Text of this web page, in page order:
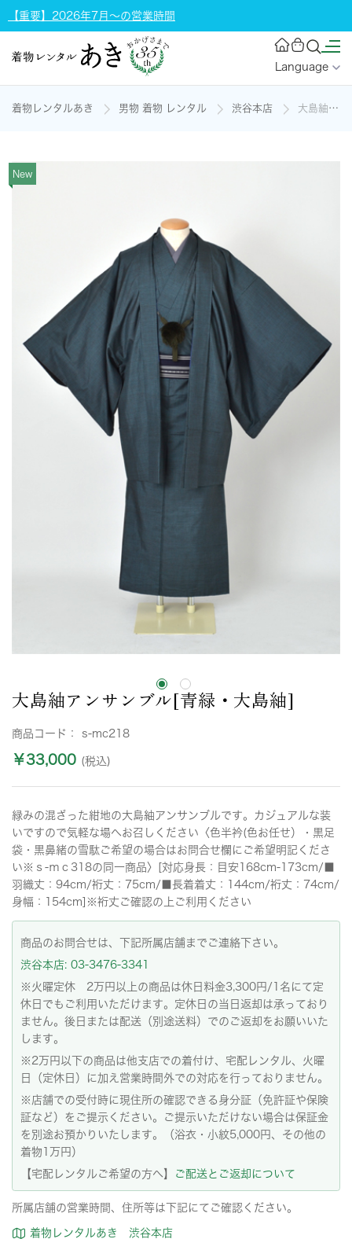
【重要】2026年7月～の営業時間
Language
着物レンタルあき 男物 着物 レンタル 渋谷本店 大島紬アンサンブル[青緑・大島紬]の着物レンタル
New
大島紬アンサンブル[青緑・大島紬]
商品コード： s-mc218
￥33,000 (税込)
緑みの混ざった紺地の大島紬アンサンブルです。カジュアルな装
いですので気軽な場へお召しください〈色半衿(色お任せ）・黒足
袋・黒鼻緒の雪駄ご希望の場合はお問合せ欄にご希望明記くださ
い※ｓ-ｍｃ318の同一商品〉[対応身長：目安168cm-173cm/■
羽織丈：94cm/裄丈：75cm/■長着着丈：144cm/裄丈：74cm/
身幅：154cm]※裄丈ご確認の上ご利用ください
商品のお問合せは、下記所属店舗までご連絡下さい。
渋谷本店: 03-3476-3341
※火曜定休 2万円以上の商品は休日料金3,300円/1名にて定
休日でもご利用いただけます。定休日の当日返却は承っており
ません。後日または配送（別途送料）でのご返却をお願いいた
します。
※2万円以下の商品は他支店での着付け、宅配レンタル、火曜
日（定休日）に加え営業時間外での対応を行っておりません。
※店舗での受付時に現住所の確認できる身分証（免許証や保険
証など）をご提示ください。ご提示いただけない場合は保証金
を別途お預かりいたします。（浴衣・小紋5,000円、その他の
着物1万円）
【宅配レンタルご希望の方へ】
ご配送とご返却について
所属店舗の営業時間、住所等は下記にてご確認ください。
着物レンタルあき 渋谷本店